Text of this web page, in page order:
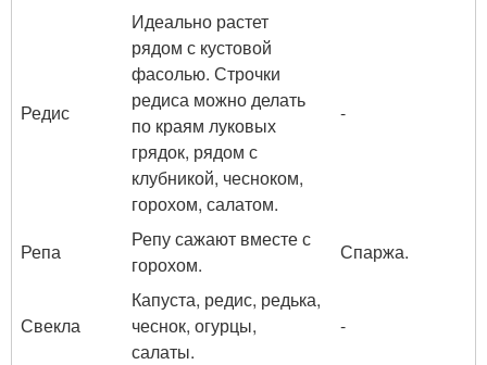
Редис
Идеально растет
рядом с кустовой
фасолью. Строчки
редиса можно делать
по краям луковых
грядок, рядом с
клубникой, чесноком,
горохом, салатом.
-
Репа
Репу сажают вместе с
горохом.
Спаржа.
Свекла
Капуста, редис, редька,
чеснок, огурцы,
салаты.
-